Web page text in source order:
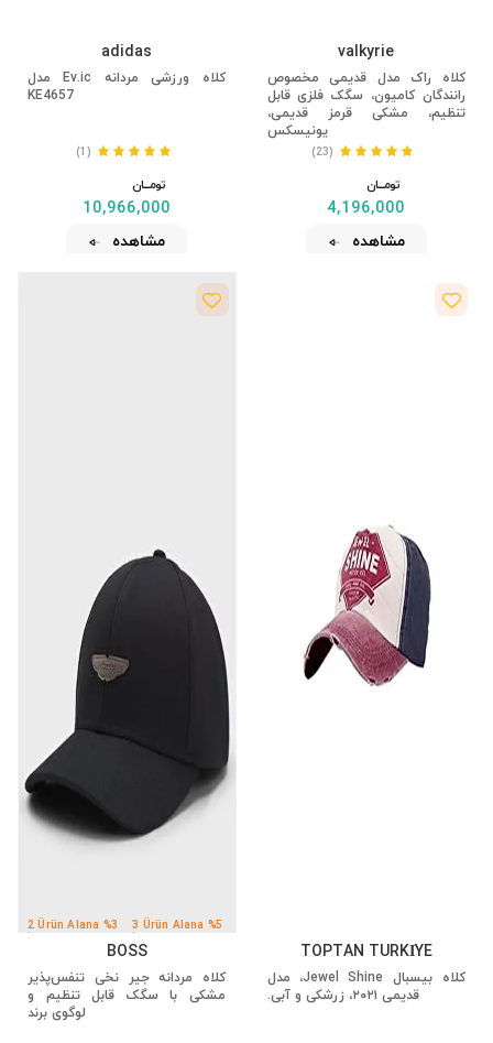
valkyrie
کلاه راک مدل قدیمی مخصوص
رانندگان کامیون، سگک فلزی قابل
تنظیم، مشکی قرمز قدیمی،
یونیسکس
(23)
تومــــــان
4,196,000
مشاهده
adidas
کلاه ورزشی مردانه Ev.ic مدل
KE4657
(1)
تومــــــان
10,966,000
مشاهده
TOPTAN TÜRKİYE
کلاه بیسبال Jewel Shine، مدل
قدیمی ۲۰۲۱، زرشکی و آبی.
2 Ürün Alana %3
3 Ürün Alana %5
BOSS
کلاه مردانه جیر نخی تنفس‌پذیر
مشکی با سگک قابل تنظیم و
لوگوی برند